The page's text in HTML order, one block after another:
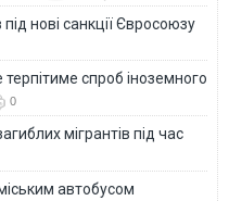
нові санкції Євросоюзу
спроб іноземного
0
мігрантів під час
автобусом